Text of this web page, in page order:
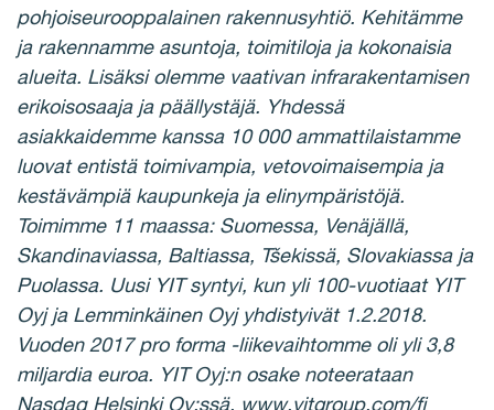
pohjoiseurooppalainen rakennusyhtiö. Kehitämme
ja rakennamme asuntoja, toimitiloja ja kokonaisia
alueita. Lisäksi olemme vaativan infrarakentamisen
erikoisosaaja ja päällystäjä. Yhdessä
asiakkaidemme kanssa 10 000 ammattilaistamme
luovat entistä toimivampia, vetovoimaisempia ja
kestävämpiä kaupunkeja ja elinympäristöjä.
Toimimme 11 maassa: Suomessa, Venäjällä,
Skandinaviassa, Baltiassa, Tšekissä, Slovakiassa ja
Puolassa. Uusi YIT syntyi, kun yli 100-vuotiaat YIT
Oyj ja Lemminkäinen Oyj yhdistyivät 1.2.2018.
Vuoden 2017 pro forma -liikevaihtomme oli yli 3,8
miljardia euroa. YIT Oyj:n osake noteerataan
Nasdaq Helsinki Oy:ssä. www.yitgroup.com/fi